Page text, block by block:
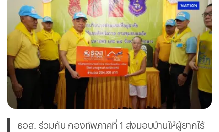
ธอส. ร่วมกับ กองทัพภาคที่ 1 ส่งมอบบ้านให้ผู้ยากไร้